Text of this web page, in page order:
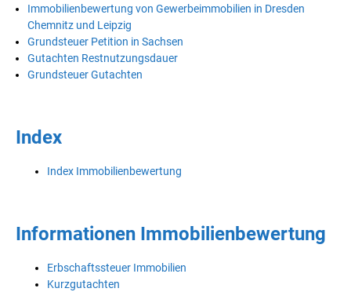
Immobilienbewertung von Gewerbeimmobilien in Dresden
Chemnitz und Leipzig
Grundsteuer Petition in Sachsen
Gutachten Restnutzungsdauer
Grundsteuer Gutachten
Index
Index Immobilienbewertung
Informationen Immobilienbewertung
Erbschaftssteuer Immobilien
Kurzgutachten